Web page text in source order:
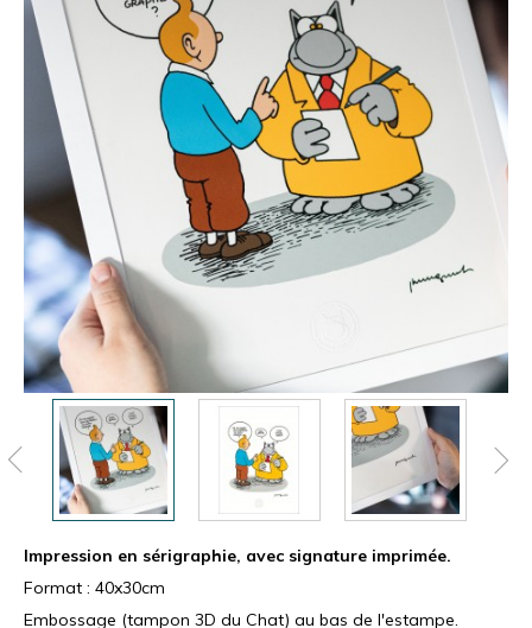
Impression en sérigraphie, avec signature imprimée.
Format : 40x30cm
Embossage (tampon 3D du Chat) au bas de l'estampe.